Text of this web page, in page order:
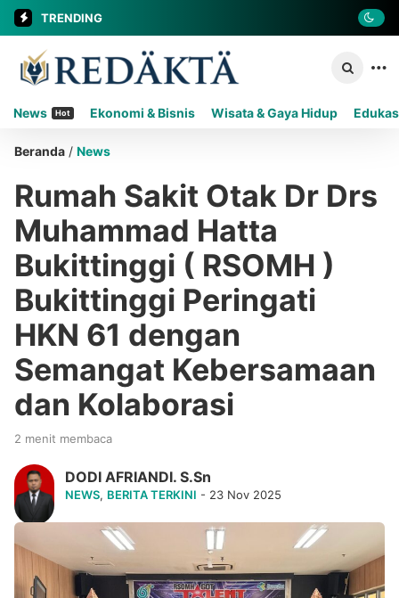
TRENDING
News Hot Ekonomi & Bisnis Wisata & Gaya Hidup
Beranda / News
Rumah Sakit Otak Dr Drs
Muhammad Hatta
Bukittinggi ( RSOMH )
Bukittinggi Peringati
HKN 61 dengan
Semangat Kebersamaan
dan Kolaborasi
2 menit membaca
DODI AFRIANDI. S.Sn
NEWS, BERITA TERKINI - 23 Nov 2025